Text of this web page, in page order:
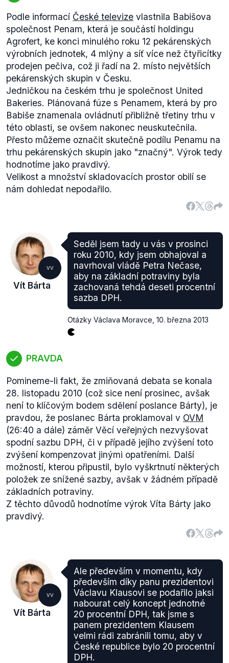
Podle informací České televize vlastnila Babišova
společnost Penam, která je součástí holdingu
Agrofert, ke konci minulého roku 12 pekárenských
výrobních jednotek, 4 mlýny a síť více než čtyřicítky
prodejen pečiva, což ji řadí na 2. místo největších
pekárenských skupin v Česku.
Jedničkou na českém trhu je společnost United
Bakeries. Plánovaná fúze s Penamem, která by pro
Babiše znamenala ovládnutí přibližně třetiny trhu v
této oblasti, se ovšem nakonec neuskutečnila.
Přesto můžeme označit skutečně podílu Penamu na
trhu pekárenských skupin jako "značný". Výrok tedy
hodnotíme jako pravdivý.
Velikost a množství skladovacích prostor obilí se
nám dohledat nepodařilo.
VV
Vít Bárta
Seděl jsem tady u vás v prosinci
roku 2010, kdy jsem obhajoval a
navrhoval vládě Petra Nečase,
aby na základní potraviny byla
zachovaná tehdá deseti procentní
sazba DPH.
Otázky Václava Moravce 10. března 2013
PRAVDA
Pomineme-li fakt, že zmiňovaná debata se konala
28. listopadu 2010 (což sice není prosinec, avšak
není to klíčovým bodem sdělení poslance Bárty), je
pravdou, že poslanec Bárta proklamoval v OVM
(26:40 a dále) záměr Věcí veřejných nezvyšovat
spodní sazbu DPH, či v případě jejího zvýšení toto
zvýšení kompenzovat jinými opatřeními. Další
možností, kterou připustil, bylo vyškrtnutí některých
položek ze snížené sazby, avšak v žádném případě
základních potraviny.
Z těchto důvodů hodnotíme výrok Víta Bárty jako
pravdivý.
VV
Vít Bárta
Ale především v momentu, kdy
především díky panu prezidentovi
Václavu Klausovi se podařilo jaksi
nabourat celý koncept jednotné
20 procentní DPH, tak jsme s
panem prezidentem Klausem
velmi rádi zabránili tomu, aby v
České republice bylo 20 procentní
DPH.